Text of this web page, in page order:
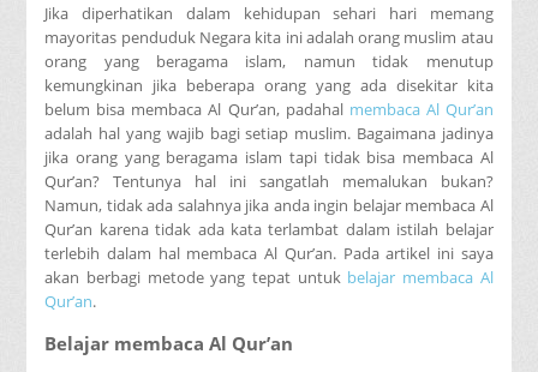
Jika diperhatikan dalam kehidupan sehari hari memang
mayoritas penduduk Negara kita ini adalah orang muslim atau
orang yang beragama islam, namun tidak menutup
kemungkinan jika beberapa orang yang ada disekitar kita
belum bisa membaca Al Qur’an, padahal membaca Al Qur’an
adalah hal yang wajib bagi setiap muslim. Bagaimana jadinya
jika orang yang beragama islam tapi tidak bisa membaca Al
Qur’an? Tentunya hal ini sangatlah memalukan bukan?
Namun, tidak ada salahnya jika anda ingin belajar membaca Al
Qur’an karena tidak ada kata terlambat dalam istilah belajar
terlebih dalam hal membaca Al Qur’an. Pada artikel ini saya
akan berbagi metode yang tepat untuk belajar membaca Al
Qur’an.
Belajar membaca Al Qur’an